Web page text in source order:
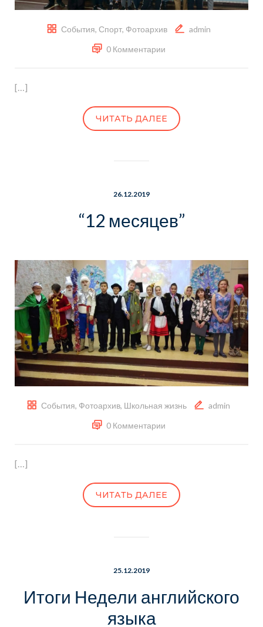
События, Спорт, Фотоархив
admin
0 Комментарии
[…]
ЧИТАТЬ ДАЛЕЕ
26.12.2019
“12 месяцев”
События, Фотоархив, Школьная жизнь
admin
0 Комментарии
[…]
ЧИТАТЬ ДАЛЕЕ
25.12.2019
Итоги Недели английского
языка